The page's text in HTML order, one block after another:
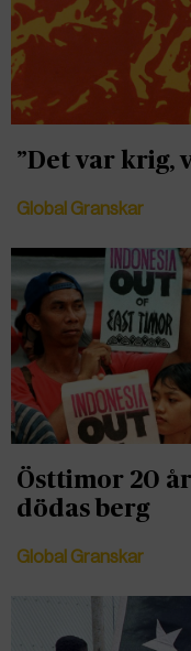
”Det var krig,
Global Granskar
Östtimor 20
dödas berg
Global Granskar